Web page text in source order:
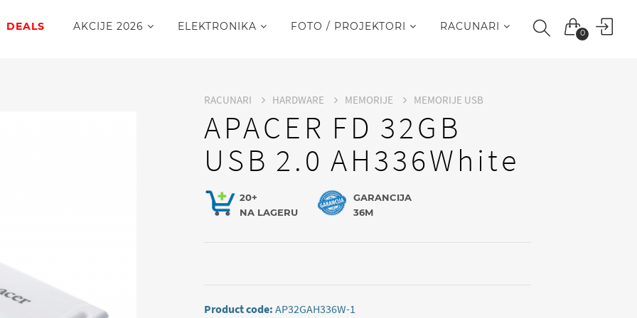
0
DEALS AKCIJE 2026 ELEKTRONIKA FOTO / PROJEKTORI RACUNARI
RACUNARI HARDWARE MEMORIJE MEMORIJE USB
APACER FD 32GB
USB 2.0 AH336White
20+
NA LAGERU
GARANCIJA
36M
Product code:AP32GAH336W-1